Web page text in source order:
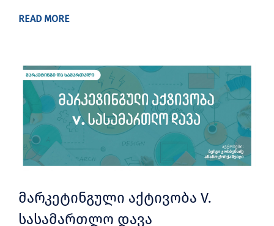
READ MORE
მარკეტინგული აქტივობა V.
სასამართლო დავა